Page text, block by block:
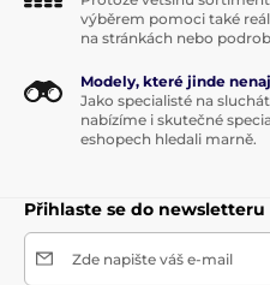
výběrem pomoci také
na stránkách nebo
Modely, které jinde
Jako specialisté na
nabízíme i skutečné
eshopech hledali marně.
Přihlaste se do newsletteru
Zde napište váš e-mail